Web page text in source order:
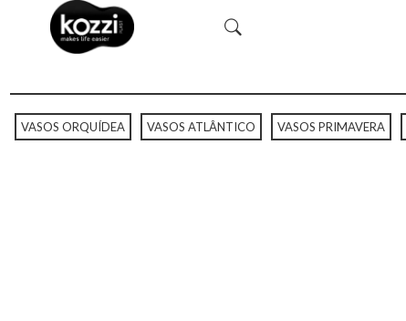
VASOS ORQUÍDEA VASOS ATLÂNTICO VASOS PRIMAVERA